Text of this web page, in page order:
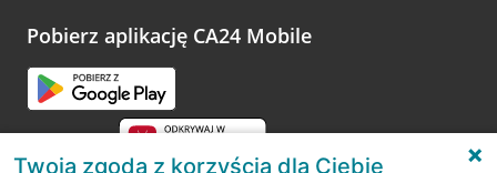
opinie.
Pobierz aplikację CA24 Mobile
Twoja zgoda z korzyścią dla Ciebie